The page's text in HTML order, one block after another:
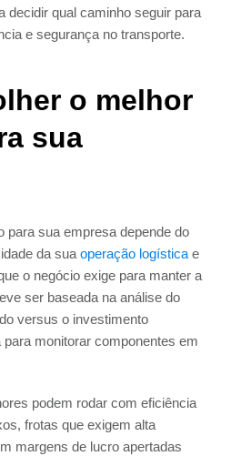
decidir qual caminho seguir para
e segurança no transporte.
o melhor
sua
para sua empresa depende do
da sua operação logística e
o negócio exige para manter a
ser baseada na análise do
versus o investimento
monitorar componentes em
podem rodar com eficiência
frotas que exigem alta
margens de lucro apertadas